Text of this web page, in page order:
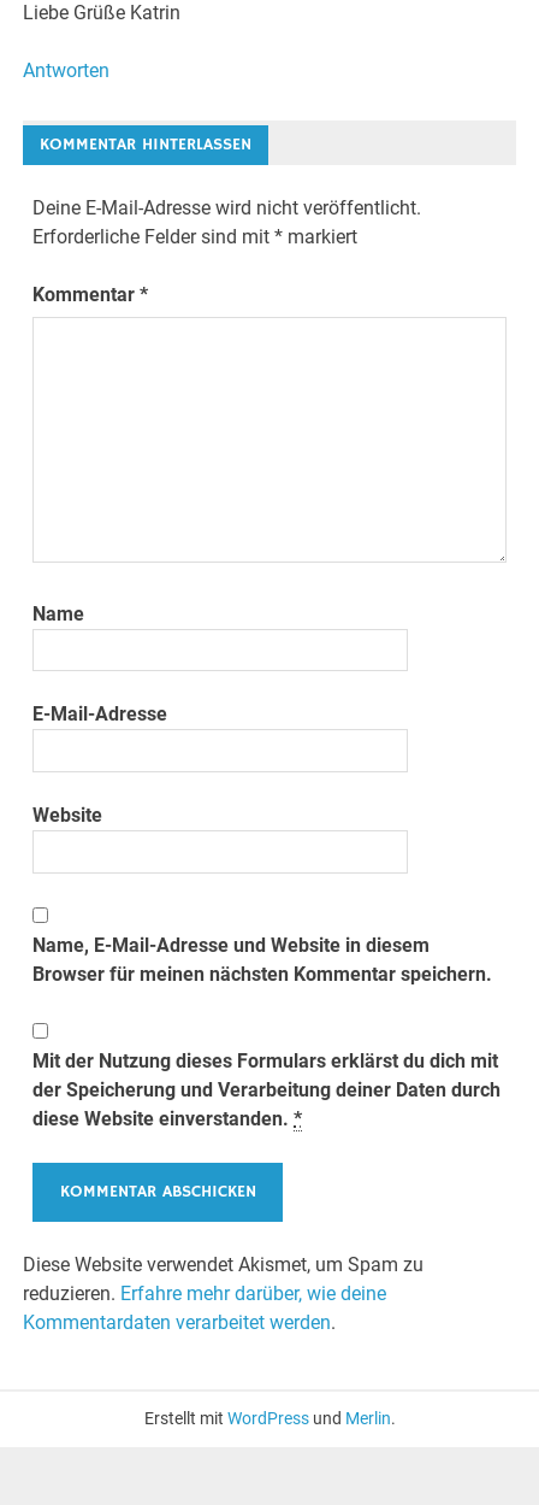
Liebe Grüße Katrin
Antworten
KOMMENTAR HINTERLASSEN
Deine E-Mail-Adresse wird nicht veröffentlicht.
Erforderliche Felder sind mit* markiert
Kommentar*
Name
E-Mail-Adresse
Website
Name, E-Mail-Adresse und Website in diesem
Browser für meinen nächsten Kommentar speichern.
Mit der Nutzung dieses Formulars erklärst du dich mit
der Speicherung und Verarbeitung deiner Daten durch
diese Website einverstanden.*
Diese Website verwendet Akismet, um Spam zu
reduzieren. Erfahre mehr darüber, wie deine
Kommentardaten verarbeitet werden.
Erstellt mit WordPressund Merlin.